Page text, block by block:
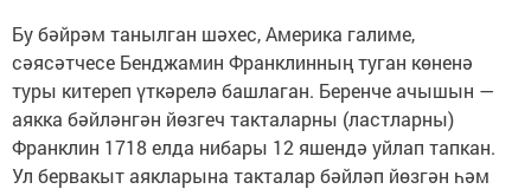
Бу бәйрәм танылган шәхес, Америка галиме,
сәясәтчесе Бенджамин Франклинның туган көненә
туры китереп үткәрелә башлаган. Беренче ачышын —
аякка бәйләнгән йөзгеч такталарны (ластларны)
Франклин 1718 елда нибары 12 яшендә уйлап тапкан.
Ул бервакыт аякларына такталар бәйләп йөзгән һәм